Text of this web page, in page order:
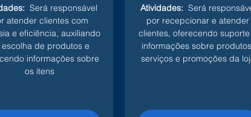
Será responsável
atender clientes com
e eficiência, auxiliando
escolha de produtos e
informações sobre
os itens
Atividades: Será
por recepcionar e atender
clientes, oferecendo
informações sobre
serviços e promoções da